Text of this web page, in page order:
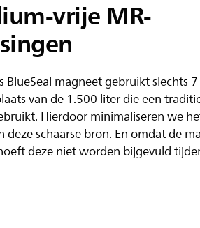
vrije MR-
BlueSeal magneet gebruikt slechts
van de 1.500 liter die een
Hierdoor minimaliseren we
deze schaarse bron. En omdat de
deze niet worden bijgevuld